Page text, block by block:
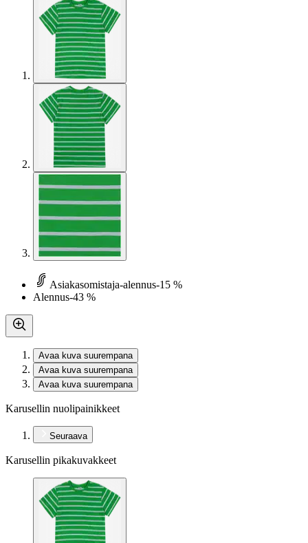
Asiakasomistaja-alennus-15 %
Alennus-43 %
Avaa kuva suurempana
Avaa kuva suurempana
Avaa kuva suurempana
Karusellin nuolipainikkeet
Seuraava
Karusellin pikakuvakkeet